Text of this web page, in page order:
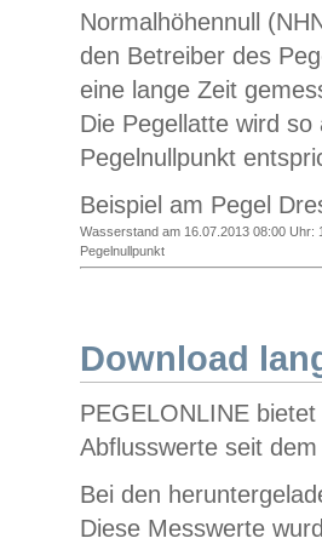
Normalhöhennull
den Betreiber des
eine lange Zeit
Die Pegellatte wird
Pegelnullpunkt
Beispiel am Pegel
Wasserstand am 16.07.2013 08:00 Uhr:
Pegelnullpunkt
Download
PEGELONLINE
Abflusswerte seit
Bei den
Diese Messwerte